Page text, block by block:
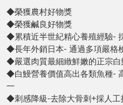
◆榮獲農村好物獎
◆榮獲鹹良好物獎
◆累積近半世紀精心養殖經驗-
◆長年外銷日本- 通過多項嚴格
◆嚴選肉質最細緻鮮嫩的正宗白
◆白鰻營養價值高出各類魚種-
一
◆刺感降級-去除大骨刺+採人工